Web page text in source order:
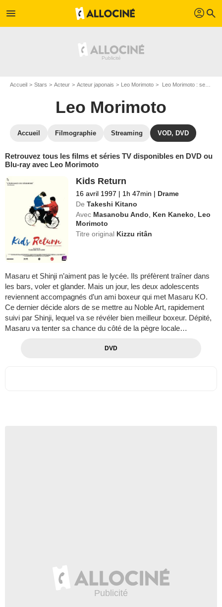
menu profil search
Accueil Stars Acteur Acteur japonais Leo Morimoto Leo Morimoto : ses Blu-Ray, DVD, VOD, SVOD
Leo Morimoto
Accueil Filmographie Streaming VOD, DVD
Retrouvez tous les films et séries TV disponibles en DVD ou
Blu-ray avec Leo Morimoto
Kids Return
16 avril 1997 | 1h 47min | Drame
De Takeshi Kitano
Avec Masanobu Ando Ken Kaneko
Leo
Morimoto
Titre original Kizzu ritân
Masaru et Shinji n’aiment pas le lycée. Ils préfèrent traîner dans
les bars, voler et glander. Mais un jour, les deux adolescents
reviennent accompagnés d’un ami boxeur qui met Masaru KO.
Ce dernier décide alors de se mettre au Noble Art, rapidement
suivi par Shinji, lequel va se révéler bien meilleur boxeur. Dépité,
Masaru va tenter sa chance du côté de la pègre locale…
DVD